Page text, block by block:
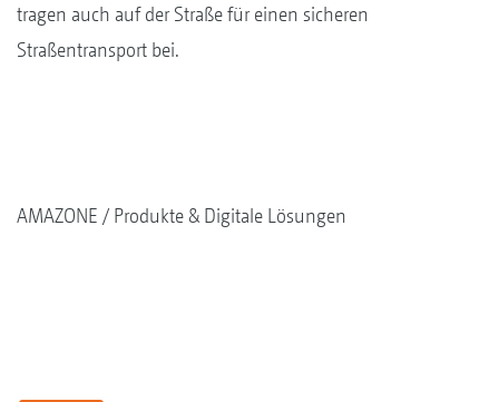
tragen auch auf der Straße für einen sicheren
Straßentransport bei.
AMAZONE Produkte & Digitale Lösungen